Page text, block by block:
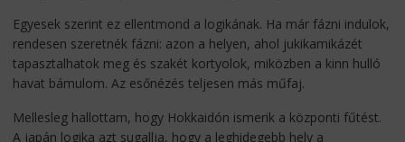
Egyesek szerint ez ellentmond a logikának. Ha már fázni indulok,
rendesen szeretnék fázni: azon a helyen, ahol jukikamikázét
tapasztalhatok meg és szakét kortyolok, miközben a kinn hulló
havat bámulom. Az esőnézés teljesen más műfaj.
Mellesleg hallottam, hogy Hokkaidón ismerik a központi fűtést.
A japán logika azt sugallja, hogy a leghidegebb hely a